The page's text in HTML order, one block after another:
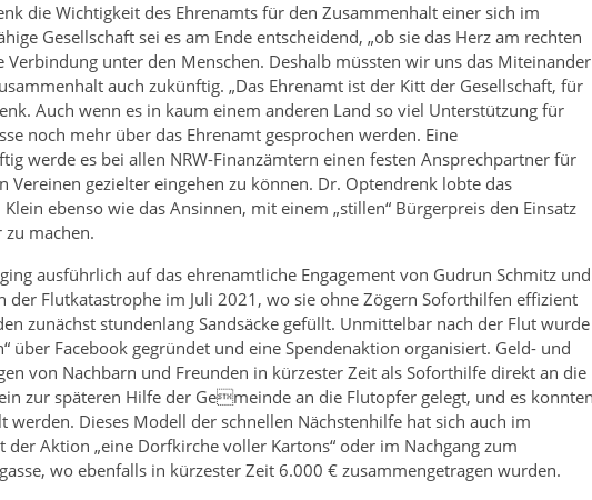
die Wichtigkeit des Ehrenamts für den Zusammenhalt einer sich im
Gesellschaft sei es am Ende entscheidend, „ob sie das Herz am rechten
Verbindung unter den Menschen. Deshalb müssten wir uns das Miteinander
auch zukünftig. „Das Ehrenamt ist der Kitt der Gesellschaft, für
Auch wenn es in kaum einem anderen Land so viel Unterstützung für
noch mehr über das Ehrenamt gesprochen werden. Eine
werde es bei allen NRW-Finanzämtern einen festen Ansprechpartner für
Vereinen gezielter eingehen zu können. Dr. Optendrenk lobte das
ebenso wie das Ansinnen, mit einem „stillen“ Bürgerpreis den Einsatz
machen.
ausführlich auf das ehrenamtliche Engagement von Gudrun Schmitz und
der Flutkatastrophe im Juli 2021, wo sie ohne Zögern Soforthilfen effizient
zunächst stundenlang Sandsäcke gefüllt. Unmittelbar nach der Flut wurde
über Facebook gegründet und eine Spendenaktion organisiert. Geld- und
von Nachbarn und Freunden in kürzester Zeit als Soforthilfe direkt an die
zur späteren Hilfe der Gemeinde an die Flutopfer gelegt, und es konnten
werden. Dieses Modell der schnellen Nächstenhilfe hat sich auch im
Aktion „eine Dorfkirche voller Kartons“ oder im Nachgang zum
wo ebenfalls in kürzester Zeit 6.000 € zusammengetragen wurden.